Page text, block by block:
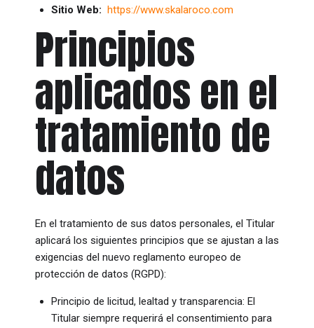
Sitio Web: https://www.skalaroco.com
Principios
aplicados en el
tratamiento de
datos
En el tratamiento de sus datos personales, el Titular
aplicará los siguientes principios que se ajustan a las
exigencias del nuevo reglamento europeo de
protección de datos (RGPD):
Principio de licitud, lealtad y transparencia: El
Titular siempre requerirá el consentimiento para